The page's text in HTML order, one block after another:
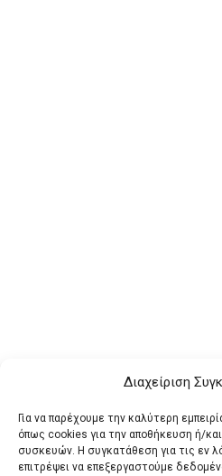
Διαχείριση
Για να παρέχουμε την καλύτερη
όπως cookies για την αποθήκευση ή/
συσκευών. Η συγκατάθεση για τις εν
επιτρέψει να επεξεργαστούμε